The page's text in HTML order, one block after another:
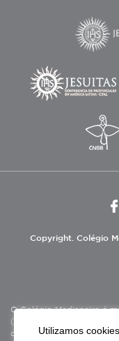
Copyright. Colégio
O Colégio Medianeira é
(ASAV), instituição de
de natureza educativa,
Utilizamos